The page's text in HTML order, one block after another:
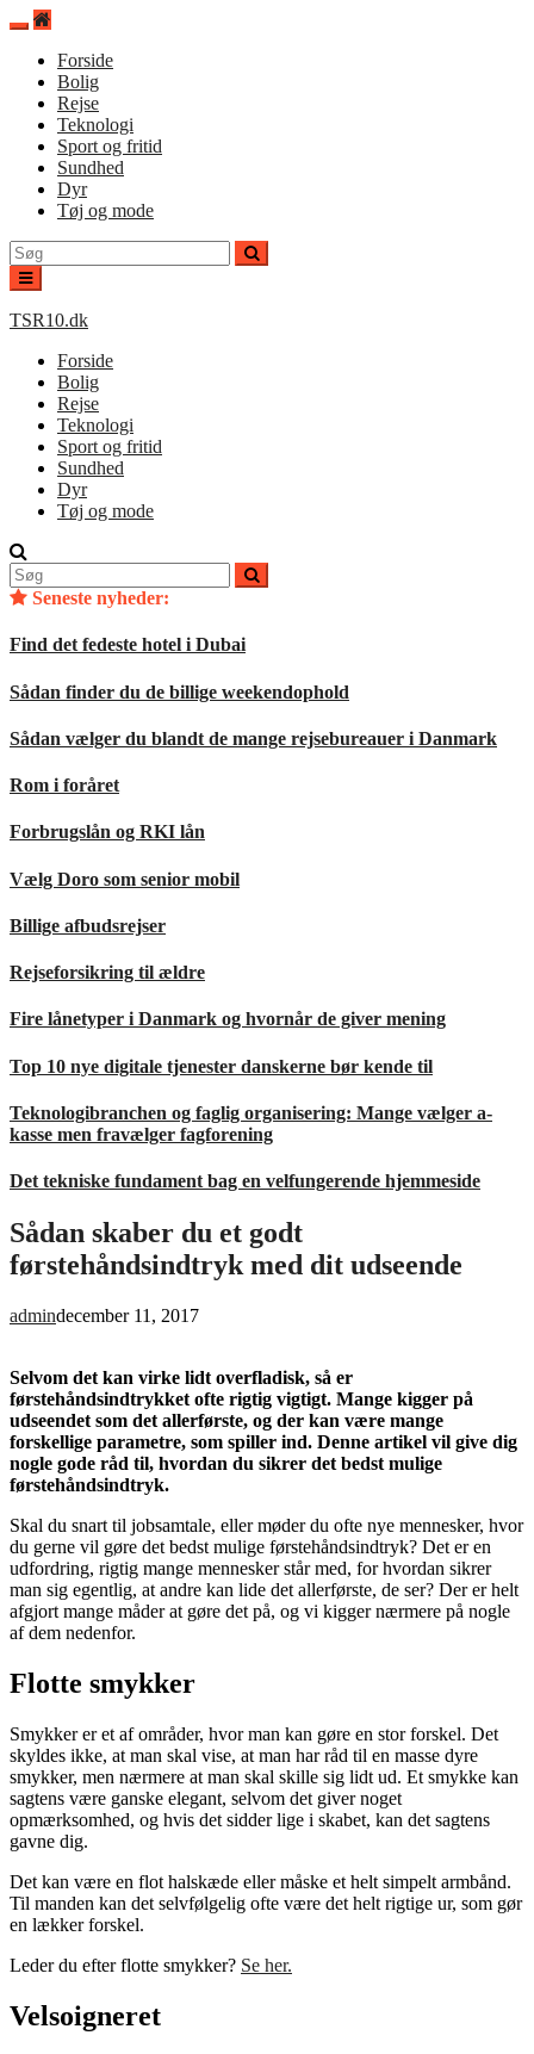
Spring
indholdForside
Bolig
Rejse
Teknologi
Sport og fritid
Sundhed
Dyr
Tøj og mode
Søg
efter:
TSR10.dk
Forside
Bolig
Rejse
Teknologi
Sport og fritid
Sundhed
Dyr
Tøj og mode
Søg
efter:Seneste nyheder:
Find det fedeste hotel i Dubai
Sådan finder du de billige weekendophold
Sådan vælger du blandt de mange rejsebureauer i Danmark
Rom i foråret
Forbrugslån og RKI lån
Vælg Doro som senior mobil
Billige afbudsrejser
Rejseforsikring til ældre
Fire lånetyper i Danmark og hvornår de giver mening
Top 10 nye digitale tjenester danskerne bør kende til
Teknologibranchen og faglig organisering: Mange vælger a-
kasse men fravælger fagforening
Det tekniske fundament bag en velfungerende hjemmeside
Sådan skaber du et godt
førstehåndsindtryk med dit udseende
admindecember 11, 2017
Selvom det kan virke lidt overfladisk, så er
førstehåndsindtrykket ofte rigtig vigtigt. Mange kigger på
udseendet som det allerførste, og der kan være mange
forskellige parametre, som spiller ind. Denne artikel vil give dig
nogle gode råd til, hvordan du sikrer det bedst mulige
førstehåndsindtryk.
Skal du snart til jobsamtale, eller møder du ofte nye mennesker, hvor
du gerne vil gøre det bedst mulige førstehåndsindtryk? Det er en
udfordring, rigtig mange mennesker står med, for hvordan sikrer
man sig egentlig, at andre kan lide det allerførste, de ser? Der er helt
afgjort mange måder at gøre det på, og vi kigger nærmere på nogle
af dem nedenfor.
Flotte smykker
Smykker er et af områder, hvor man kan gøre en stor forskel. Det
skyldes ikke, at man skal vise, at man har råd til en masse dyre
smykker, men nærmere at man skal skille sig lidt ud. Et smykke kan
sagtens være ganske elegant, selvom det giver noget
opmærksomhed, og hvis det sidder lige i skabet, kan det sagtens
gavne dig.
Det kan være en flot halskæde eller måske et helt simpelt armbånd.
Til manden kan det selvfølgelig ofte være det helt rigtige ur, som gør
en lækker forskel.
Leder du efter flotte smykker? Se her.
Velsoigneret